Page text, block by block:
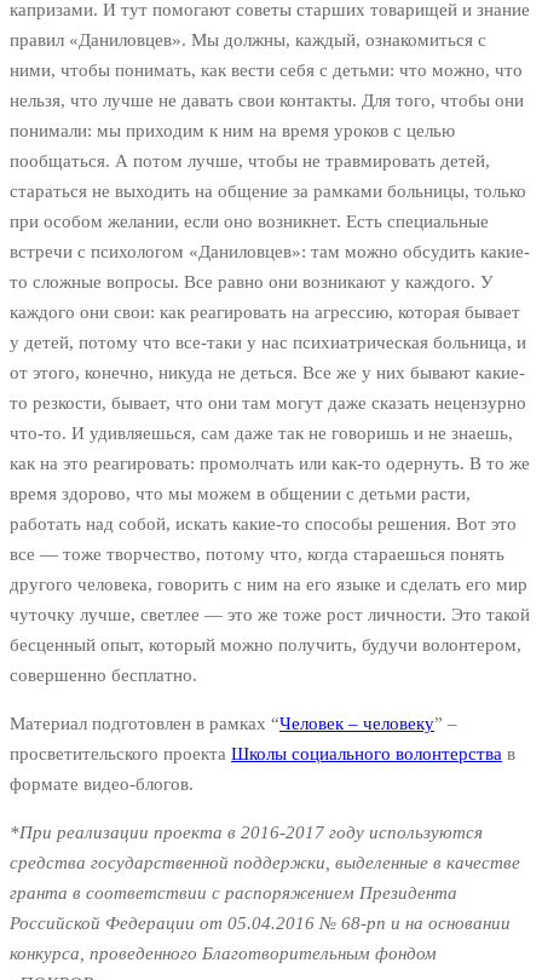
капризами. И тут помогают советы старших товарищей и знание
правил «Даниловцев». Мы должны, каждый, ознакомиться с
ними, чтобы понимать, как вести себя с детьми: что можно, что
нельзя, что лучше не давать свои контакты. Для того, чтобы они
понимали: мы приходим к ним на время уроков с целью
пообщаться. А потом лучше, чтобы не травмировать детей,
стараться не выходить на общение за рамками больницы, только
при особом желании, если оно возникнет. Есть специальные
встречи с психологом «Даниловцев»: там можно обсудить какие-
то сложные вопросы. Все равно они возникают у каждого. У
каждого они свои: как реагировать на агрессию, которая бывает
у детей, потому что все-таки у нас психиатрическая больница, и
от этого, конечно, никуда не деться. Все же у них бывают какие-
то резкости, бывает, что они там могут даже сказать нецензурно
что-то. И удивляешься, сам даже так не говоришь и не знаешь,
как на это реагировать: промолчать или как-то одернуть. В то же
время здорово, что мы можем в общении с детьми расти,
работать над собой, искать какие-то способы решения. Вот это
все — тоже творчество, потому что, когда стараешься понять
другого человека, говорить с ним на его языке и сделать его мир
чуточку лучше, светлее — это же тоже рост личности. Это такой
бесценный опыт, который можно получить, будучи волонтером,
совершенно бесплатно.
Материал подготовлен в рамках “Человек – человеку” –
просветительского проекта Школы социального волонтерства в
формате видео-блогов.
*При реализации проекта в 2016-2017 году используются
средства государственной поддержки, выделенные в качестве
гранта в соответствии c распоряжением Президента
Российской Федерации от 05.04.2016 № 68-рп и на основании
конкурса, проведенного Благотворительным фондом